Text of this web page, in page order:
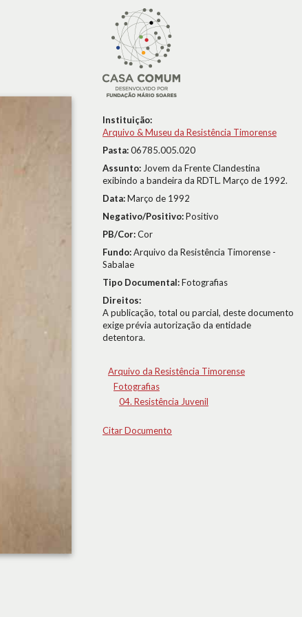
Instituição:
Arquivo & Museu da Resistência Timorense
Pasta:06785.005.020
Assunto: Jovem da Frente Clandestina
exibindo a bandeira da RDTL. Março de 1992.
Data:Março de 1992
Negativo/Positivo:Positivo
PB/Cor:Cor
Fundo:Arquivo da Resistência Timorense -
Sabalae
Tipo Documental:Fotografias
Direitos:
A publicação, total ou parcial, deste documento
exige prévia autorização da entidade
detentora.
Arquivo da Resistência Timorense
Fotografias
04. Resistência Juvenil
Citar Documento